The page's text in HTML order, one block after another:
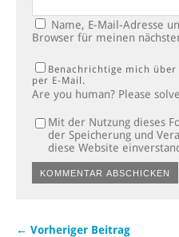
Name, E-Mail-Adresse
Browser für meinen
Benachrichtige mich
per E-Mail.
Are you human? Please
Mit der Nutzung dieses
der Speicherung und
diese Website
← Vorheriger Beitrag